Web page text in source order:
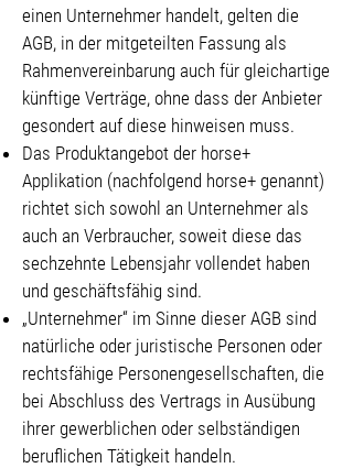
einen Unternehmer handelt, gelten die
AGB, in der mitgeteilten Fassung als
Rahmenvereinbarung auch für gleichartige
künftige Verträge, ohne dass der Anbieter
gesondert auf diese hinweisen muss.
Das Produktangebot der horse+
Applikation (nachfolgend horse+ genannt)
richtet sich sowohl an Unternehmer als
auch an Verbraucher, soweit diese das
sechzehnte Lebensjahr vollendet haben
und geschäftsfähig sind.
„Unternehmer“ im Sinne dieser AGB sind
natürliche oder juristische Personen oder
rechtsfähige Personengesellschaften, die
bei Abschluss des Vertrags in Ausübung
ihrer gewerblichen oder selbständigen
beruflichen Tätigkeit handeln.